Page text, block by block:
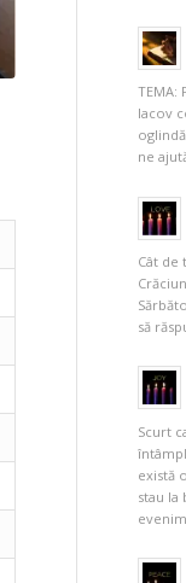
TEMA:
Iacov
ne
Cât de
să
Scurt
există
stau la